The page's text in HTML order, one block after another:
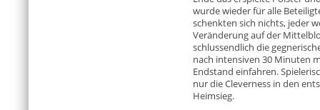
wurde wieder für alle
schenkten sich nichts, jeder
Veränderung auf der
schlussendlich die
nach intensiven 30 Minuten
Endstand einfahren.
nur die Cleverness in den
Heimsieg.